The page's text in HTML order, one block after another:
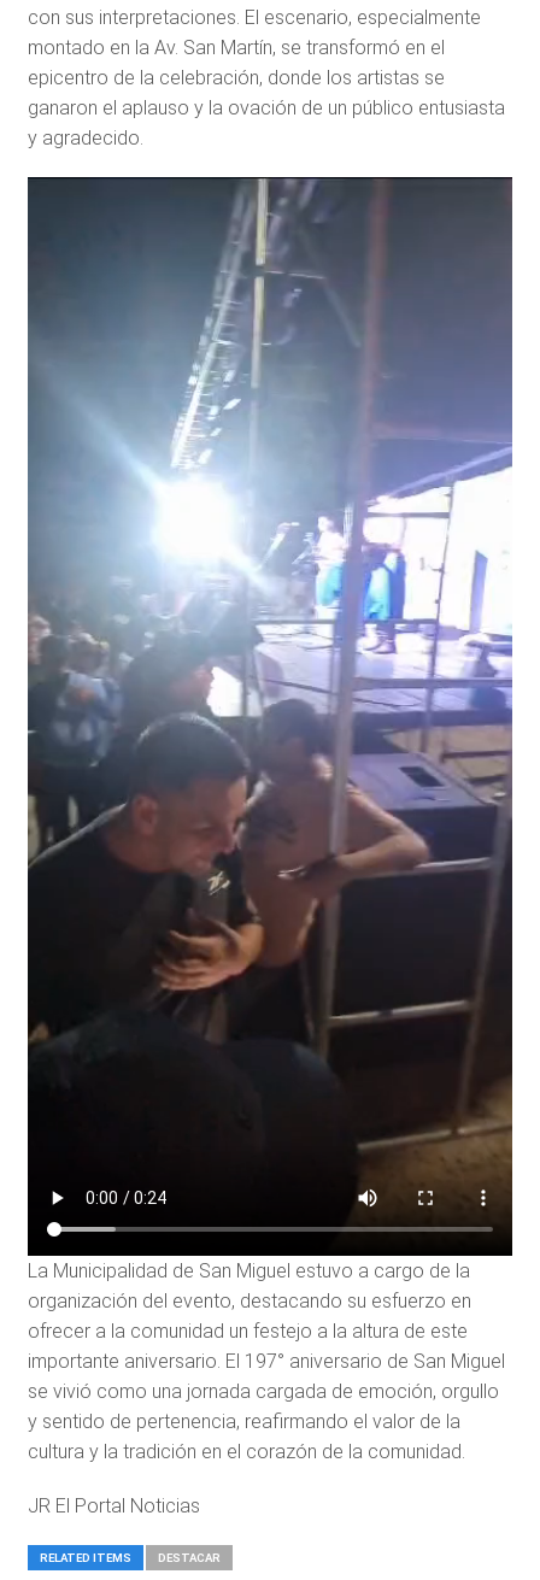
con sus interpretaciones. El escenario, especialmente
montado en la Av. San Martín, se transformó en el
epicentro de la celebración, donde los artistas se
ganaron el aplauso y la ovación de un público entusiasta
y agradecido.
La Municipalidad de San Miguel estuvo a cargo de la
organización del evento, destacando su esfuerzo en
ofrecer a la comunidad un festejo a la altura de este
importante aniversario. El 197° aniversario de San Miguel
se vivió como una jornada cargada de emoción, orgullo
y sentido de pertenencia, reafirmando el valor de la
cultura y la tradición en el corazón de la comunidad.
JR El Portal Noticias
RELATED ITEMS DESTACAR